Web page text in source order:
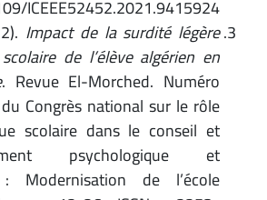
ICEEE52452.2021.9415924.
Impact de la surdité légère
de l’élève algérien en
. Revue El-Morched. Numéro
du Congrès national sur le rôle
scolaire dans le conseil et
psychologique et
: Modernisation de l’école